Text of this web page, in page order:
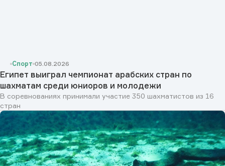
Спорт 05.08.2026
Египет выиграл чемпионат арабских стран по
шахматам среди юниоров и молодежи
В соревнованиях принимали участие 350 шахматистов из 16
стран